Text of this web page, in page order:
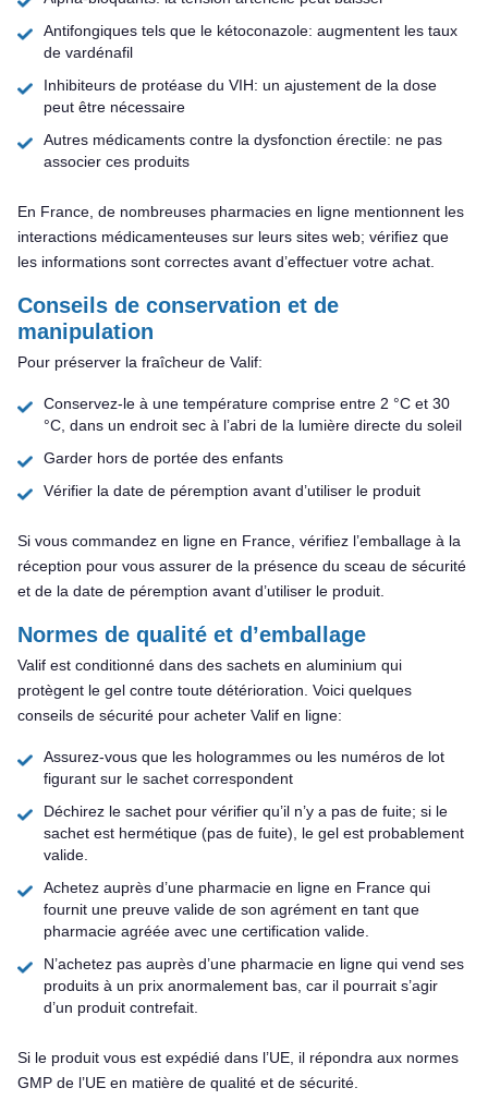
Antifongiques tels que le kétoconazole: augmentent les taux
de vardénafil
Inhibiteurs de protéase du VIH: un ajustement de la dose
peut être nécessaire
Autres médicaments contre la dysfonction érectile: ne pas
associer ces produits
En France, de nombreuses pharmacies en ligne mentionnent les
interactions médicamenteuses sur leurs sites web; vérifiez que
les informations sont correctes avant d’effectuer votre achat.
Conseils de conservation et de
manipulation
Pour préserver la fraîcheur de Valif:
Conservez-le à une température comprise entre 2 °C et 30
°C, dans un endroit sec à l’abri de la lumière directe du soleil
Garder hors de portée des enfants
Vérifier la date de péremption avant d’utiliser le produit
Si vous commandez en ligne en France, vérifiez l’emballage à la
réception pour vous assurer de la présence du sceau de sécurité
et de la date de péremption avant d’utiliser le produit.
Normes de qualité et d’emballage
Valif est conditionné dans des sachets en aluminium qui
protègent le gel contre toute détérioration. Voici quelques
conseils de sécurité pour acheter Valif en ligne:
Assurez-vous que les hologrammes ou les numéros de lot
figurant sur le sachet correspondent
Déchirez le sachet pour vérifier qu’il n’y a pas de fuite; si le
sachet est hermétique (pas de fuite), le gel est probablement
valide.
Achetez auprès d’une pharmacie en ligne en France qui
fournit une preuve valide de son agrément en tant que
pharmacie agréée avec une certification valide.
N’achetez pas auprès d’une pharmacie en ligne qui vend ses
produits à un prix anormalement bas, car il pourrait s’agir
d’un produit contrefait.
Si le produit vous est expédié dans l’UE, il répondra aux normes
GMP de l’UE en matière de qualité et de sécurité.